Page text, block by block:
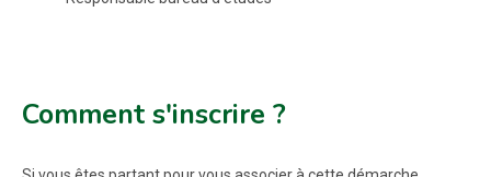
Comment s'inscrire ?